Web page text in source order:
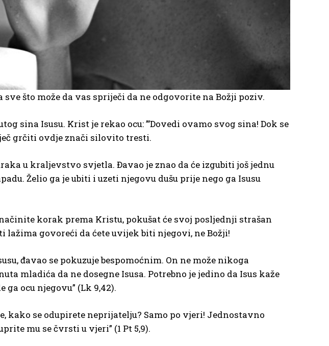
što može da vas spriječi da ne odgovorite na Božji poziv.
sina Isusu. Krist je rekao ocu: ”’Dovedi ovamo svog sina! Dok se
grčiti ovdje znači silovito tresti.
u kraljevstvo svjetla. Đavao je znao da će izgubiti još jednu
Želio ga je ubiti i uzeti njegovu dušu prije nego ga Isusu
korak prema Kristu, pokušat će svoj posljednji strašan
lažima govoreći da ćete uvijek biti njegovi, ne Božji!
đavao se pokuzuje bespomoćnim. On ne može nikoga
mladića da ne dosegne Isusa. Potrebno je jedino da Isus kaže
ocu njegovu” (Lk 9,42).
kako se odupirete neprijatelju? Samo po vjeri! Jednostavno
mu se čvrsti u vjeri” (1 Pt 5,9).